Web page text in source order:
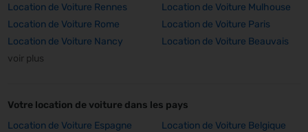
Location de Voiture Rennes
Location de Voiture Mulhouse
Location de Voiture Rome
Location de Voiture Paris
Location de Voiture Nancy
Location de Voiture Beauvais
voir plus
Votre location de voiture dans les pays
Location de Voiture Espagne
Location de Voiture Belgique